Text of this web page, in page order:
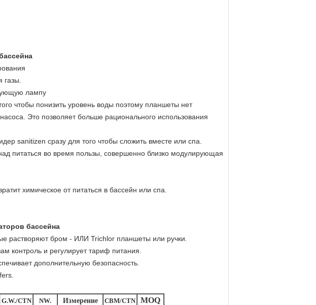
лампу
чтобы понизить уровень воды поэтому планшеты нет
Это позволяет больше рационального использования
sanitizen сразу для того чтобы сложить вместе или спа.
питаться во время пользы, совершенно близко модулирующая
химическое от питаться в бассейн или спа.
бассейна
растворяют бром - ИЛИ Trichlor планшеты или ручки.
контроль и регулирует тариф питания.
дополнительную безопасность.
G.W./CTN
NW.
Измерение
CBM/CTN MOQ